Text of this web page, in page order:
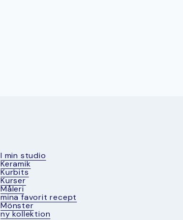
I min studio
Keramik
Kurbits
Kurser
Måleri
mina favorit recept
Mönster
ny kollektion